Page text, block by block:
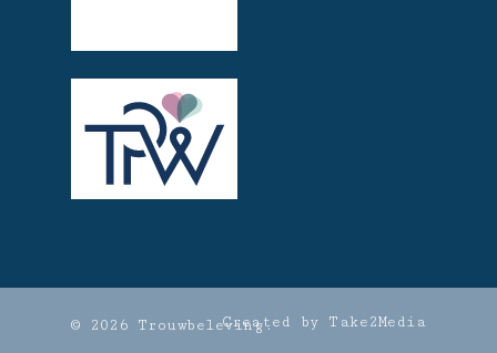
© 2026 Trouwbeleving.Created by Take2Media